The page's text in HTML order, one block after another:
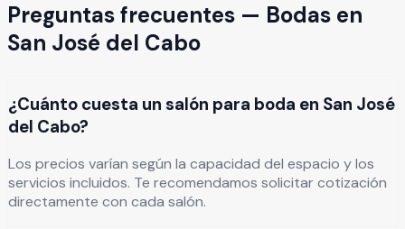
Preguntas frecuentes — Bodas en
San José del Cabo
¿Cuánto cuesta un salón para boda en San José
del Cabo?
Los precios varían según la capacidad del espacio y los
servicios incluidos. Te recomendamos solicitar cotización
directamente con cada salón.